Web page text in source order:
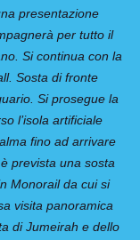
presentazione
per tutto il
Si continua con la
Sosta di fronte
Si prosegue la
l’isola artificiale
fino ad arrivare
prevista una sosta
Monorail da cui si
visita panoramica
di Jumeirah e dello